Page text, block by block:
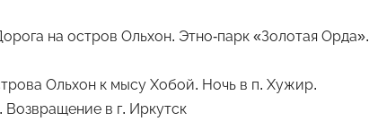
на остров Ольхон. Этно-парк «Золотая Орда».
Ольхон к мысу Хобой. Ночь в п. Хужир.
в г. Иркутск